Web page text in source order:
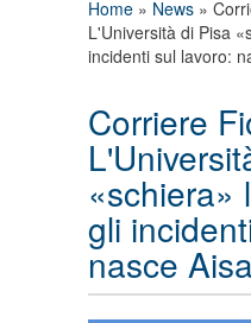
Home » News »
L'Università di Pisa
incidenti sul lavoro:
Corriere
«schiera»
gli
nasce